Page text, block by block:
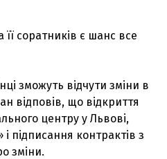
її соратників є шанс все
зможуть відчути зміни в
відповів, що відкриття
центру у Львові,
підписання контрактів з
зміни.